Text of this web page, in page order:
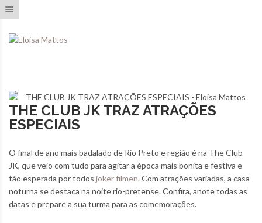
THE CLUB JK TRAZ ATRAÇÕES
ESPECIAIS
O final de ano mais badalado de Rio Preto e região é na The Club
JK, que veio com tudo para agitar a época mais bonita e festiva e
tão esperada por todos joker filmen. Com atrações variadas, a casa
noturna se destaca na noite rio-pretense. Confira, anote todas as
datas e prepare a sua turma para as comemorações.